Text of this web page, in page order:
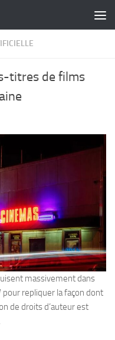
titres de films
massivement dans
repliquer la façon dont
de droits d’auteur est